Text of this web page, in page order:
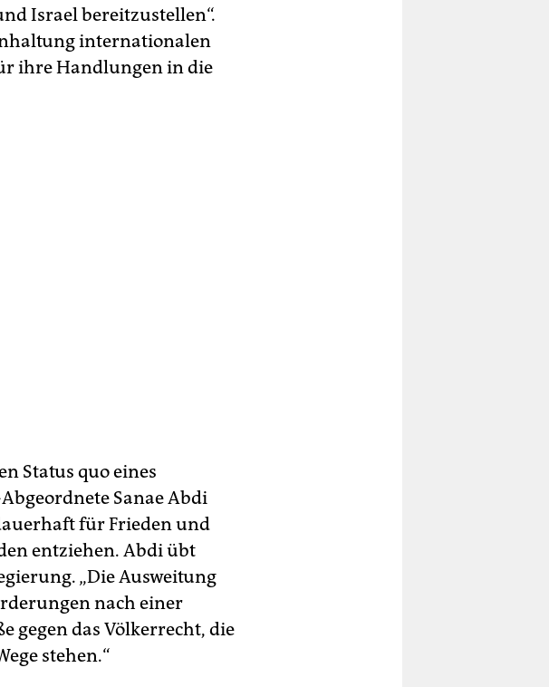
Israel bereitzustellen“.
internationalen
ihre Handlungen in die
Status quo eines
Sanae Abdi
für Frieden und
entziehen. Abdi übt
„Die Ausweitung
nach einer
gegen das Völkerrecht, die
stehen.“